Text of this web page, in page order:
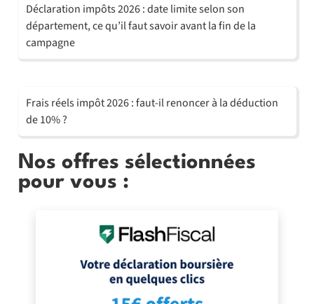
Déclaration impôts 2026 : date limite selon son
département, ce qu’il faut savoir avant la fin de la
campagne
Frais réels impôt 2026 : faut-il renoncer à la déduction
de 10% ?
Nos offres sélectionnées
pour vous :